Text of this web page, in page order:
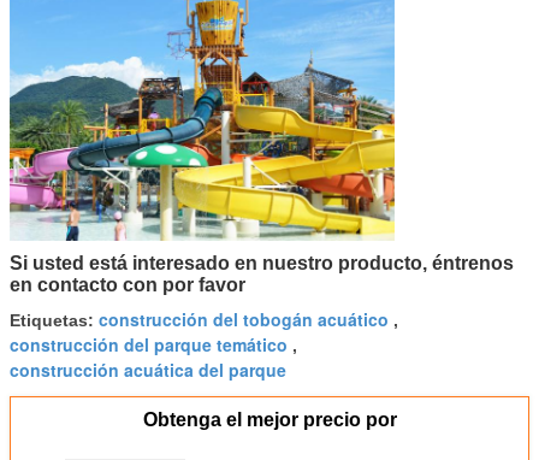
Si usted está interesado en nuestro producto, éntrenos
en contacto con por favor
Etiquetas: construcción del tobogán acuático ,
construcción del parque temático ,
construcción acuática del parque
Obtenga el mejor precio por